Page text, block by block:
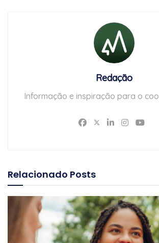
Redação
Informação e inspiração para o
Relacionado Posts